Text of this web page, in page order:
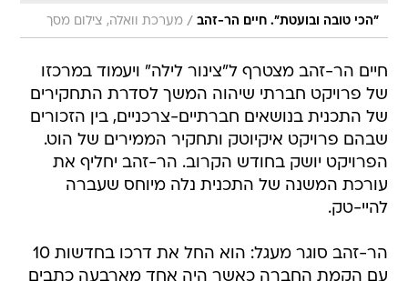
"הכי טובה ובועטת". חיים הר-זהב / מערכת וואלה, צילום מסך
חיים הר-זהב מצטרף ל"צינור לילה" ויעמוד במרכזו
של פרויקט חברתי שיהוה המשך לסדרת התחקירים
של התכנית בנושאים חברתיים-צרכניים, בין הזכורים
שבהם פרויקט איקיוטק ותחקיר הממירים של הוט.
הפרויקט יושק בחודש הקרוב. הר-זהב יחליף את
עורכת המשנה של התכנית נלה מיוחס שעברה
להיי-טק.
הר-זהב סוגר מעגל: הוא החל את דרכו בחדשות 10
עם הקמת החברה כאשר היה אחד מארבעה כתבים